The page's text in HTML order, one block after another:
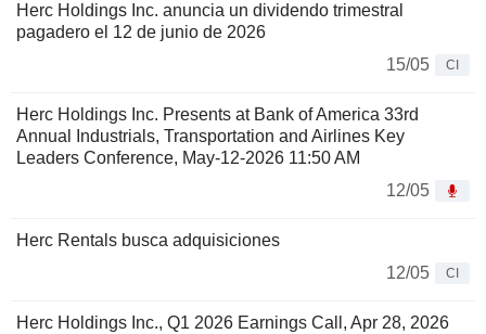
Herc Holdings Inc. anuncia un dividendo trimestral
pagadero el 12 de junio de 2026
15/05
CI
Herc Holdings Inc. Presents at Bank of America 33rd
Annual Industrials, Transportation and Airlines Key
Leaders Conference, May-12-2026 11:50 AM
12/05
Herc Rentals busca adquisiciones
12/05
CI
Herc Holdings Inc., Q1 2026 Earnings Call, Apr 28, 2026